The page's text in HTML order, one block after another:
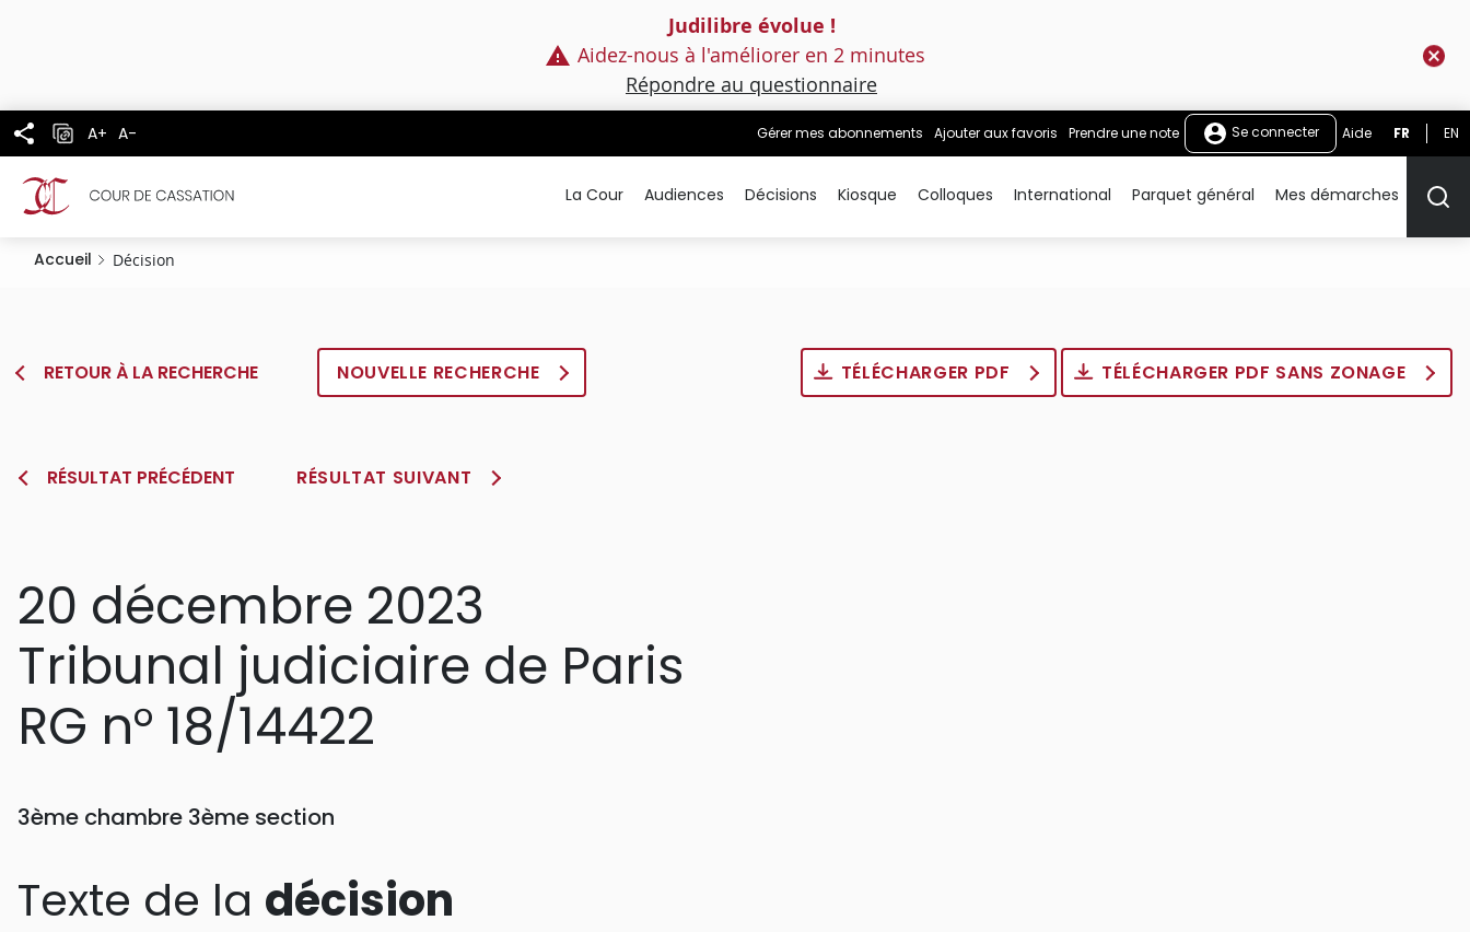
Judilibre évolue !
Aidez-nous à l'améliorer en 2 minutes
Répondre au questionnaire
A+ A- Gérer mes abonnements Ajouter aux favoris Prendre une note Se connecter Aide FR EN
La Cour Audiences Décisions Kiosque Colloques International Parquet général Mes démarches
Accueil Décision
RETOUR À LA RECHERCHE NOUVELLE RECHERCHE TÉLÉCHARGER PDF TÉLÉCHARGER PDF SANS ZONAGE
RÉSULTAT PRÉCÉDENT RÉSULTAT SUIVANT
20 décembre 2023
Tribunal judiciaire de Paris
RG n° 18/14422
3ème chambre 3ème section
Texte de la décision